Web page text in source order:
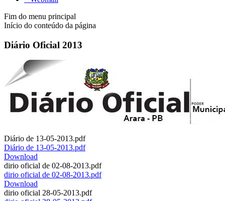
Fim do menu principal
Início do conteúdo da página
Diário Oficial 2013
Diário de 13-05-2013.pdf
Diário de 13-05-2013.pdf
Download
dirio oficial de 02-08-2013.pdf
dirio oficial de 02-08-2013.pdf
Download
dirio oficial 28-05-2013.pdf